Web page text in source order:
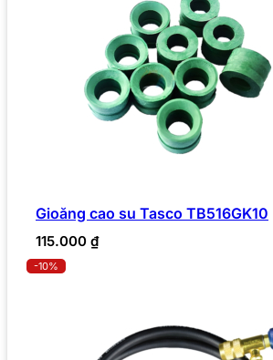
Gioăng cao su Tasco TB516GK10
115.000 ₫
-10%